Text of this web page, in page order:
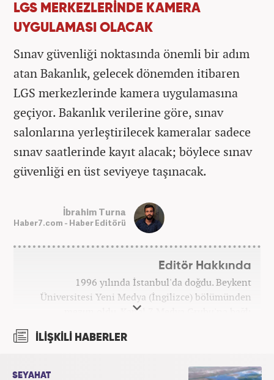
LGS MERKEZLERİNDE KAMERA
UYGULAMASI OLACAK
Sınav güvenliği noktasında önemli bir adım
atan Bakanlık, gelecek dönemden itibaren
LGS merkezlerinde kamera uygulamasına
geçiyor. Bakanlık verilerine göre, sınav
salonlarına yerleştirilecek kameralar sadece
sınav saatlerinde kayıt alacak; böylece sınav
güvenliği en üst seviyeye taşınacak.
İbrahim Turna
Haber7.com - Haber Editörü
Editör Hakkında
1996 yılında İstanbul'da doğdu. Beykent
Üniversitesi Yeni Medya (İngilizce) bölümünden
mezun oldu. Kanal 7 Medya Grubu'na bağlı
İLİŞKİLİ HABERLER
SEYAHAT